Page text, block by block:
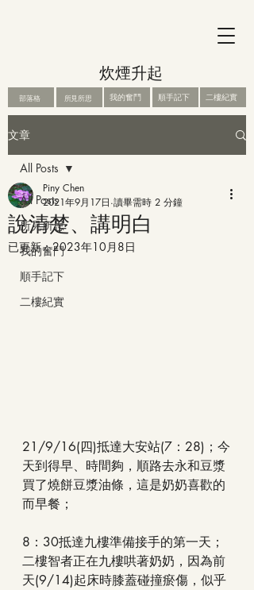
炊煙升起
所見所思 我的奮鬥 順手記下
部落格 二樓紀實
文章
All Posts
所見所思
我的奮鬥
順手記下
二樓紀實
All Posts
說清楚、講明白
Piny Chen
2021年9月17日 讀畢需時 2 分鐘
已更新：2023年10月8日
21/9/16(四)抵達大安站(7：28)；今
天到得早、時間夠，順路去永和豆漿
買了燒餅豆漿油條，這是奶奶喜歡的
而早餐；
8：30抵達九樓準備接手的第一天；
二樓智者正在九樓哄著奶奶，因為前
天(9/14)起床時膝蓋碰撞瘀傷，似乎